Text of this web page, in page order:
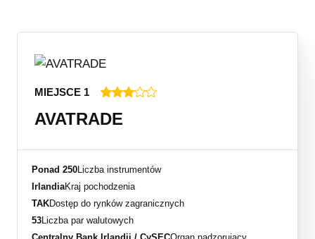
MIEJSCE 1
AVATRADE
Ponad 250Liczba instrumentów
IrlandiaKraj pochodzenia
TAKDostęp do rynków zagranicznych
53Liczba par walutowych